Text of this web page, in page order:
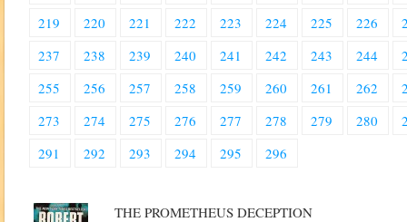
219
220 221 222 223 224 225 226
237
238 239 240 241 242 243 244
255
256 257 258 259 260 261 262
273
274 275 276 277 278 279 280
291
292 293 294 295 296
THE PROMETHEUS DECEPTION